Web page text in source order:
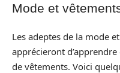
Mode et
Les adeptes de la mode
apprécieront
de vêtements. Voici